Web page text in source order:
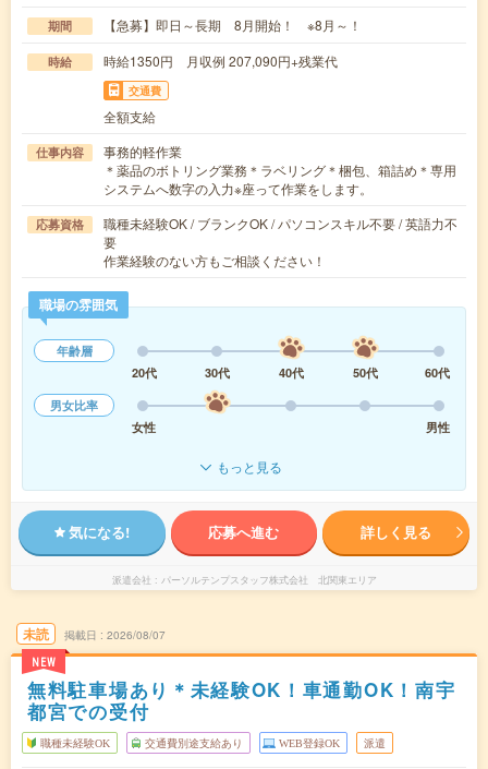
期間 【急募】即日～長期 8月開始！ ※8月～！
時給 時給1350円 月収例 207,090円+残業代
交通費
全額支給
仕事内容
事務的軽作業
＊薬品のボトリング業務＊ラベリング＊梱包、箱詰め＊専用
システムへ数字の入力※座って作業をします。
応募資格
職種未経験OK / ブランクOK / パソコンスキル不要 / 英語力不
要
作業経験のない方もご相談ください！
職場の雰囲気
年齢層
20代
30代 40代 50代
60代
男女比率
女性
男性
もっと見る
気になる! 応募へ進む 詳しく見る
派遣会社 パーソルテンプスタッフ株式会社 北関東エリア
未読
NEW
掲載日 2026/08/07
無料駐車場あり＊未経験OK！車通勤OK！南宇
都宮での受付
職種未経験OK 交通費別途支給あり WEB登録OK 派遣